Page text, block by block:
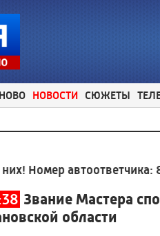
НОВОСТИ СЮЖЕТЫ
8 (4932)
Звание Мастера
области